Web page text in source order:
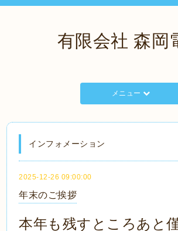
有限会社 森岡
メニュー
インフォメーション
2025-12-26 09:00:00
年末のご挨拶
本年も残すところあと